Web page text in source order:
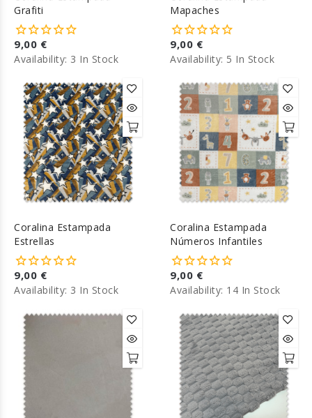
Grafiti
9,00 €
Availability: 3 In Stock
Mapaches
9,00 €
Availability: 5 In Stock
Coralina Estampada
Estrellas
9,00 €
Availability: 3 In Stock
Coralina Estampada
Números Infantiles
9,00 €
Availability: 14 In Stock